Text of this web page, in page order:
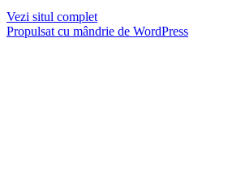
Vezi situl complet
Propulsat cu mândrie de WordPress